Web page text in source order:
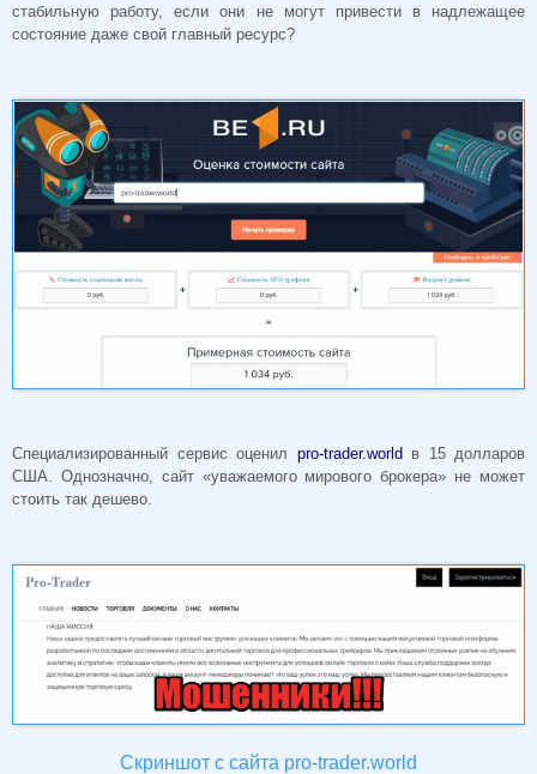
стабильную работу, если они не могут привести в надлежащее
состояние даже свой главный ресурс?
Специализированный сервис оценил pro-trader.world в 15 долларов
США. Однозначно, сайт «уважаемого мирового брокера» не может
стоить так дешево.
Скриншот с сайта pro-trader.world